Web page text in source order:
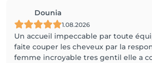
Dounia
1.08.2026
Un accueil impeccable par toute
faite couper les cheveux par la
femme incroyable tres gentil elle a